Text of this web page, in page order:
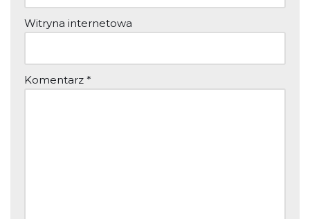
Witryna internetowa
Komentarz *